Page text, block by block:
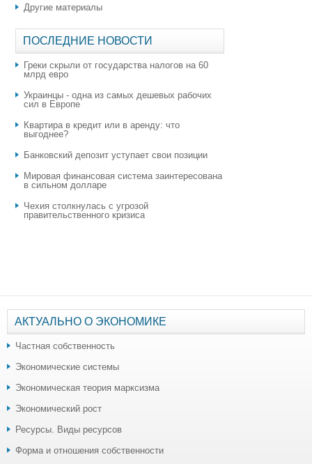
Другие материалы
ПОСЛЕДНИЕ НОВОСТИ
Греки скрыли от государства налогов на 60
млрд евро
Украинцы - одна из самых дешевых рабочих
сил в Европе
Квартира в кредит или в аренду: что
выгоднее?
​Банковский депозит уступает свои позиции
Мировая финансовая система заинтересована
в сильном долларе
Чехия столкнулась с угрозой
правительственного кризиса
АКТУАЛЬНО О ЭКОНОМИКЕ
Частная собственность
Экономические системы
Экономическая теория марксизма
Экономический рост
Ресурсы. Виды ресурсов
Форма и отношения собственности